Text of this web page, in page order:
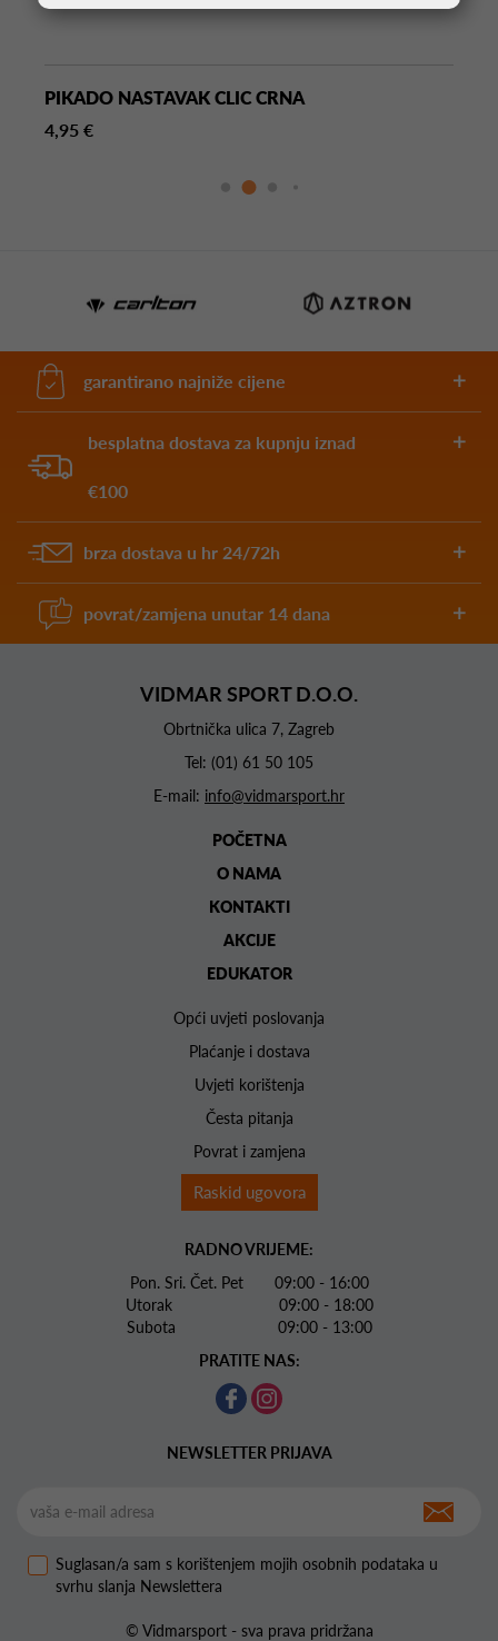
PIKADO NASTAVAK CLIC CRNA
4,95 €
garantirano najniže cijene
besplatna dostava za kupnju iznad
€100
brza dostava u hr 24/72h
povrat/zamjena unutar 14 dana
VIDMAR SPORT D.O.O.
Obrtnička ulica 7, Zagreb
Tel: (01) 61 50 105
E-mail: info@vidmarsport.hr
POČETNA
O NAMA
KONTAKTI
AKCIJE
EDUKATOR
Opći uvjeti poslovanja
Plaćanje i dostava
Uvjeti korištenja
Česta pitanja
Povrat i zamjena
Raskid ugovora
RADNO VRIJEME:
Pon. Sri. Čet. Pet 09:00 - 16:00
Utorak 09:00 - 18:00
Subota 09:00 - 13:00
PRATITE NAS:
NEWSLETTER PRIJAVA
Suglasan/a sam s korištenjem mojih osobnih podataka u
svrhu slanja Newslettera
© Vidmarsport - sva prava pridržana